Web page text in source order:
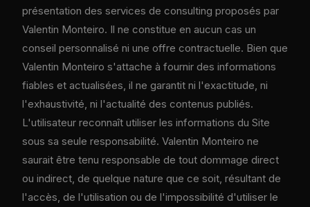
présentation des services de consulting proposés par
Valentin Monteiro. Il ne constitue en aucun cas un
conseil personnalisé ni une offre contractuelle. Bien que
Valentin Monteiro s'attache à fournir des informations
fiables et actualisées, il ne garantit ni l'exactitude, ni
l'exhaustivité, ni l'actualité des contenus publiés.
L'utilisateur reconnaît utiliser les informations du Site
sous sa seule responsabilité. Valentin Monteiro ne
saurait être tenu responsable de tout dommage direct
ou indirect, de quelque nature que ce soit, résultant de
l'accès, de l'utilisation ou de l'impossibilité d'utiliser le